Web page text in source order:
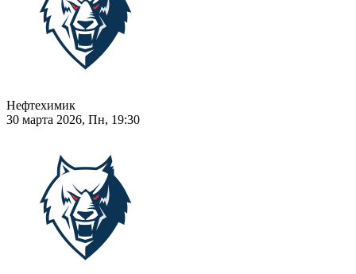
Нефтехимик
30 марта 2026, Пн, 19:30